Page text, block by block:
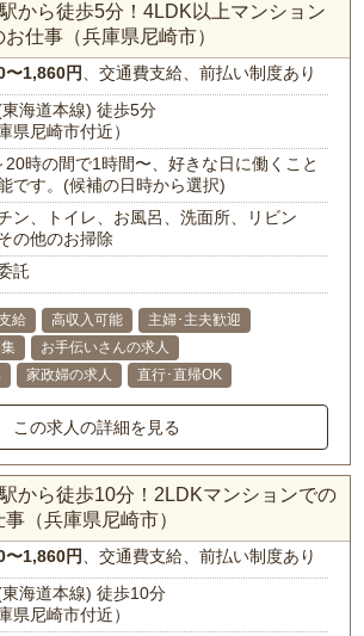
から徒歩5分！4LDK以上マンション
仕事（兵庫県尼崎市）
〜1,860円、交通費支給、前払い制度あり
海道本線) 徒歩5分
県尼崎市付近）
20時の間で1時間〜、好きな日に働くこと
です。(候補の日時から選択)
ン、トイレ、お風呂、洗面所、リビン
の他のお掃除
託
給 高収入可能
主婦･主夫歓迎
お手伝いさんの求人
家政婦の求人 直行･直帰OK
この求人の詳細を見る
から徒歩10分！2LDKマンションでの
（兵庫県尼崎市）
〜1,860円、交通費支給、前払い制度あり
海道本線) 徒歩10分
県尼崎市付近）